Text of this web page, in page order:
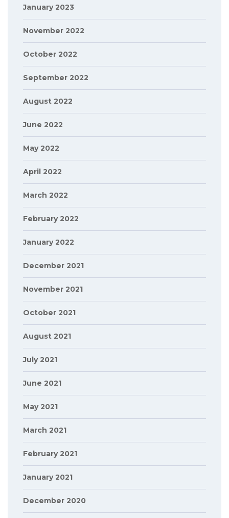
January 2023
November 2022
October 2022
September 2022
August 2022
June 2022
May 2022
April 2022
March 2022
February 2022
January 2022
December 2021
November 2021
October 2021
August 2021
July 2021
June 2021
May 2021
March 2021
February 2021
January 2021
December 2020